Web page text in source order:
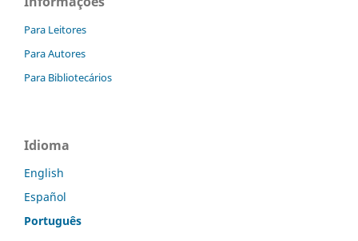
Para Leitores
Para Autores
Para Bibliotecários
Idioma
English
Español
Português